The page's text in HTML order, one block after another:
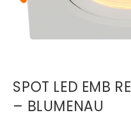
SPOT LED EMB
– BLUMENAU